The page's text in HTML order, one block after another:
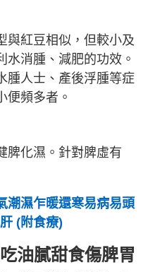
與紅豆相似，但較小及
水消腫、減肥的功效。
腫人士、產後浮腫等症
便頻多者。
脾化濕。針對脾虛有
潮濕乍暖還寒易病易頭
(附食療)
油膩甜食傷脾胃